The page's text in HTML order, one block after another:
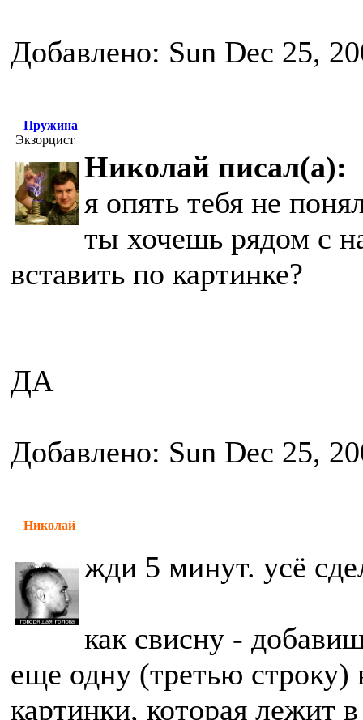
Добавлено: Sun Dec 25,
Пружина
Экзорцист
Николай писал(а):
я опять тебя не
ты хочешь рядом с
вставить по картинке?
ДА
Добавлено: Sun Dec 25,
Николай
жди 5 минут. усё
как свисну -
еще одну (третью строку)
картинки, которая лежит